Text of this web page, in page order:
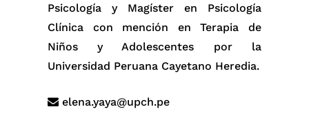
Psicología y Magíster en Psicología
Clínica con mención en Terapia de
Niños y Adolescentes por la
Universidad Peruana Cayetano Heredia.
elena.yaya@upch.pe